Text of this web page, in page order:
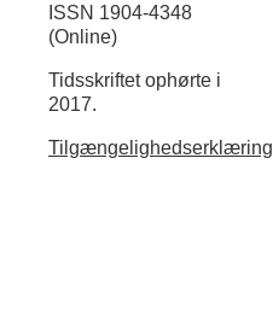
ISSN 1904-4348
(Online)
Tidsskriftet ophørte i
2017.
Tilgængelighedserklæring